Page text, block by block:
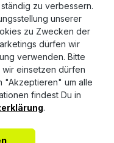
zu verbessern.
unserer
zu Zwecken der
dürfen wir
verwenden. Bitte
einsetzen dürfen
"Akzeptieren" um alle
findest Du in
.